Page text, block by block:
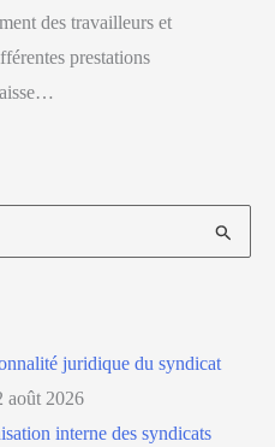
des travailleurs et
prestations
juridique du syndicat
août 2026
interne des syndicats